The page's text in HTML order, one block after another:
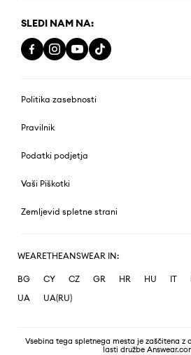
SLEDI NAM NA:
Politika zasebnosti
Pravilnik
Podatki podjetja
Vaši Piškotki
Zemljevid spletne strani
WEARETHEANSWEAR IN:
BG CY CZ GR HR HU IT
UA
UA(RU)
Vsebina tega spletnega mesta je zaščitena
lasti družbe